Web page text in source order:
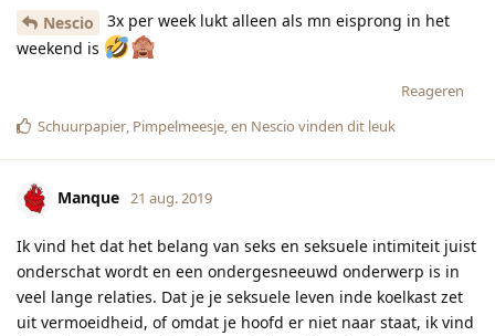
Nescio
3x per week lukt alleen als mn eisprong in het
weekend is
Reageren
Schuurpapier, Pimpelmeesje, en Nescio vinden dit leuk
Manque 21 aug. 2019
Ik vind het dat het belang van seks en seksuele intimiteit juist
onderschat wordt en een ondergesneeuwd onderwerp is in
veel lange relaties. Dat je je seksuele leven inde koelkast zet
uit vermoeidheid, of omdat je hoofd er niet naar staat, ik vind